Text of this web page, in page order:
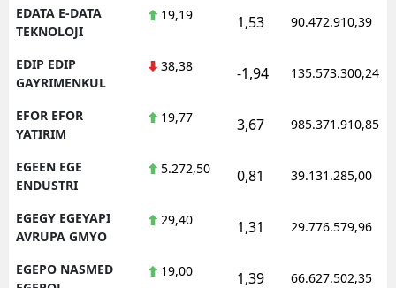
EDATA E-DATA
TEKNOLOJI
19,19 1,53 90.472.910,39
EDIP EDIP
GAYRIMENKUL
38,38 -1,94 135.573.300,24
EFOR EFOR
YATIRIM
19,77 3,67 985.371.910,85
EGEEN EGE
ENDUSTRI
5.272,50 0,81 39.131.285,00
EGEGY EGEYAPI
AVRUPA GMYO
29,40 1,31 29.776.579,96
EGEPO NASMED
19,00 1,39 66.627.502,35